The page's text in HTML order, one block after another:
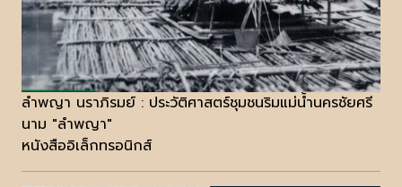
ลำพญา นราภิรมย์ : ประวัติศาสตร์ชุมชนริมแม่น้ำนครชัยศรี
นาม "ลำพญา"
หนังสืออิเล็กทรอนิกส์